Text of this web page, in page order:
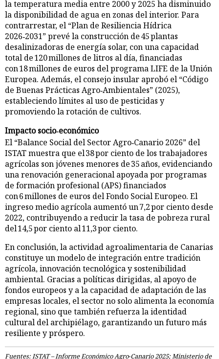
la temperatura media entre 2000 y 2025 ha disminuido
la disponibilidad de agua en zonas del interior. Para
contrarrestar, el “Plan de Resiliencia Hídrica
2026‑2031” prevé la construcción de 45 plantas
desalinizadoras de energía solar, con una capacidad
total de 120 millones de litros al día, financiadas
con 18 millones de euros del programa LIFE de la Unión
Europea. Además, el consejo insular aprobó el “Código
de Buenas Prácticas Agro‑Ambientales” (2025),
estableciendo límites al uso de pesticidas y
promoviendo la rotación de cultivos.
Impacto socio‑económico
El “Balance Social del Sector Agro‑Canario 2026” del
ISTAT muestra que el 38 por ciento de los trabajadores
agrícolas son jóvenes menores de 35 años, evidenciando
una renovación generacional apoyada por programas
de formación profesional (APS) financiados
con 6 millones de euros del Fondo Social Europeo. El
ingreso medio agrícola aumentó un 7,2 por ciento desde
2022, contribuyendo a reducir la tasa de pobreza rural
del 14,5 por ciento al 11,3 por ciento.
En conclusión, la actividad agroalimentaria de Canarias
constituye un modelo de integración entre tradición
agrícola, innovación tecnológica y sostenibilidad
ambiental. Gracias a políticas dirigidas, al apoyo de
fondos europeos y a la capacidad de adaptación de las
empresas locales, el sector no solo alimenta la economía
regional, sino que también refuerza la identidad
cultural del archipiélago, garantizando un futuro más
resiliente y próspero.
Fuentes: ISTAT – Informe Económico Agro‑Canario 2025; Ministerio de